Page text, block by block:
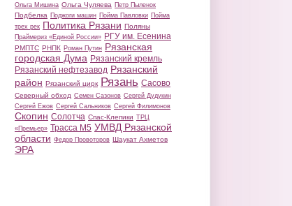
Ольга Мишина Ольга Чуляева Петр Пыленок
Подбелка Поджоги машин Пойма Павловки Пойма
трех рек Политика Рязани Поляны
Праймериз «Единой России» РГУ им. Есенина
РМПТС РНПК Роман Путин Рязанская
городская Дума Рязанский кремль
Рязанский нефтезавод Рязанский
район Рязанский цирк Рязань Сасово
Северный обход Семен Сазонов Сергей Дудукин
Сергей Ежов Сергей Сальников Сергей Филимонов
Скопин Солотча Спас-Клепики ТРЦ
«Премьер» Трасса М5 УМВД Рязанской
области Федор Провоторов Шаукат Ахметов
ЭРА